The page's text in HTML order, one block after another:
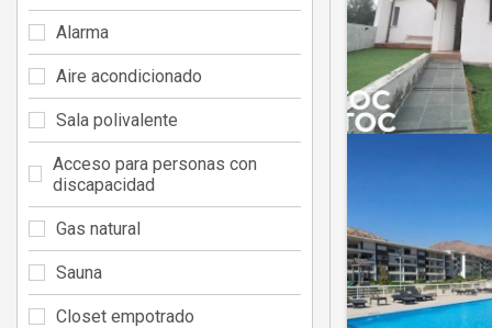
Alarma
Aire acondicionado
Sala polivalente
Acceso para personas con
discapacidad
Gas natural
Sauna
Closet empotrado